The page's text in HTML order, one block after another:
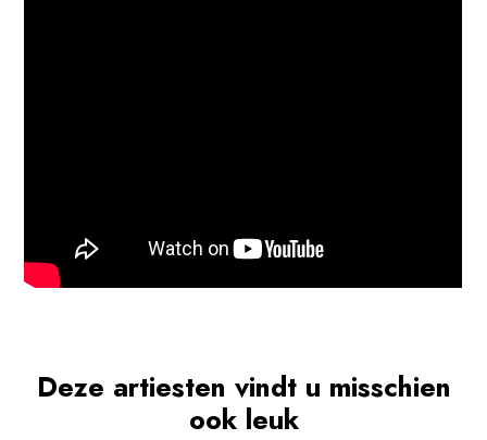
Deze artiesten vindt u misschien
ook leuk